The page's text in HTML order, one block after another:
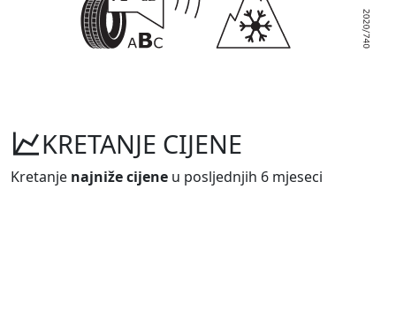
KRETANJE CIJENE
Kretanje najniže cijene u posljednjih 6 mjeseci